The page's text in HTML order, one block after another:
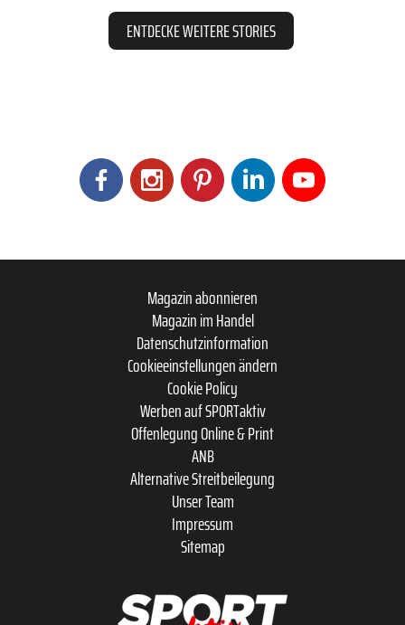
ENTDECKE WEITERE STORIES
Magazin abonnieren
Magazin im Handel
Datenschutzinformation
Cookieeinstellungen ändern
Cookie Policy
Werben auf SPORTaktiv
Offenlegung Online & Print
ANB
Alternative Streitbeilegung
Unser Team
Impressum
Sitemap